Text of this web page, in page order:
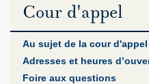
Cour d'appel
Au sujet de la cour d'appel
Adresses et heures
Foire aux questions